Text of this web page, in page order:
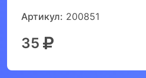
Артикул: 200851
35